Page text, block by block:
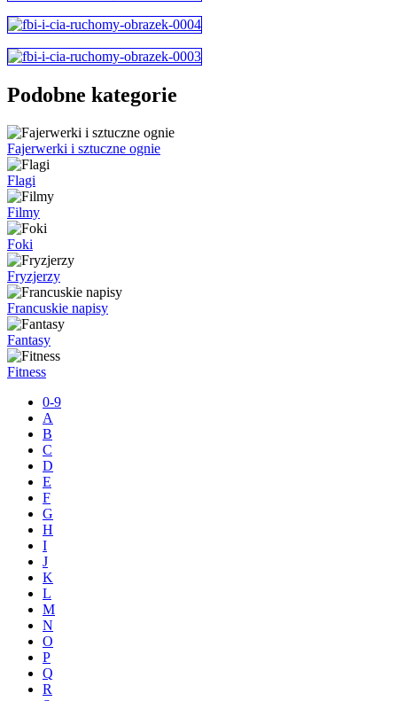
Podobne kategorie
Fajerwerki i sztuczne ognie
Flagi
Filmy
Foki
Fryzjerzy
Francuskie napisy
Fantasy
Fitness
0-9
A
B
C
D
E
F
G
H
I
J
K
L
M
N
O
P
Q
R